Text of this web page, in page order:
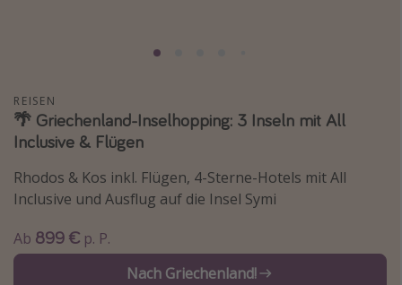
Kefalonia Urlaub
Krabi Urlaub
Sri Lanka Rundreise
REISEN
🌴 Griechenland-Inselhopping: 3 Inseln mit All
Inclusive & Flügen
Rhodos & Kos inkl. Flügen, 4-Sterne-Hotels mit All
Inclusive und Ausflug auf die Insel Symi
Ab 899 € p. P.
Nach Griechenland!